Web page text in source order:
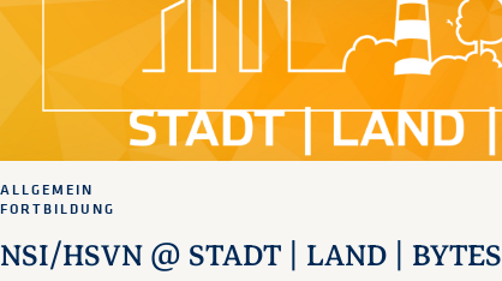
NSI/HSVN @ STADT | LAND | BYTES
ALLGEMEIN
FORTBILDUNG